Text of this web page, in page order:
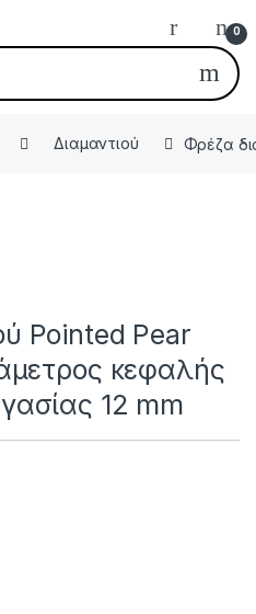
0
Διαμαντιού Φρέζα
Pointed Pear
κεφαλής
12 mm